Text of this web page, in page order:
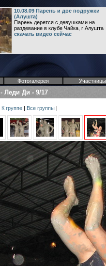
10.08.09 Парень и две подружки
(Алушта)
Парень дерется с девушками на
раздевание в клубе Чайка, г Алушта
скачать видео сейчас
Фотогалерея Участницы
- Леди Ди - 9/17
К группе | Все группы |